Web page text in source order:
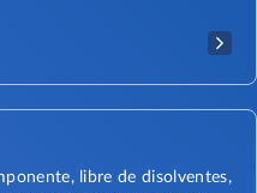
libre de disolventes,